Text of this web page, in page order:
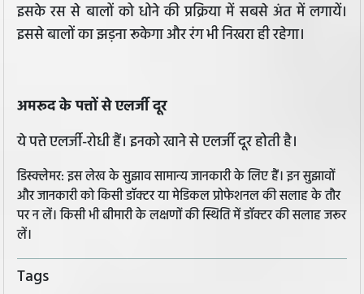
इसके रस से बालों को धोने की प्रक्रिया में सबसे अंत में लगायें।
इससे बालों का झड़ना रूकेगा और रंग भी निखरा ही रहेगा।
अमरूद के पत्तों से एलर्जी दूर
ये पत्ते एलर्जी-रोधी हैं। इनको खाने से एलर्जी दूर होती है।
डिस्क्लेमर: इस लेख के सुझाव सामान्य जानकारी के लिए हैं। इन सुझावों
और जानकारी को किसी डॉक्टर या मेडिकल प्रोफेशनल की सलाह के तौर
पर न लें। किसी भी बीमारी के लक्षणों की स्थिति में डॉक्टर की सलाह जरूर
लें।
Tags